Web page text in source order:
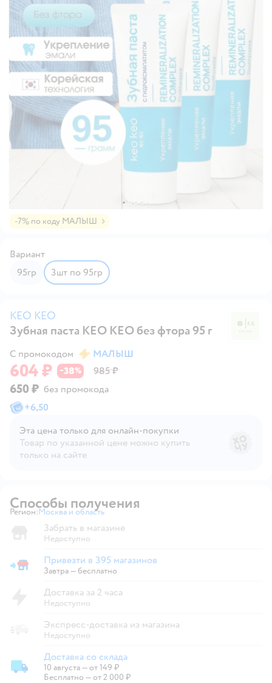
-7% по коду МАЛЫШ
Вариант
95гр
3шт по 95гр
KEO KEO
Зубная паста KEO KEO без фтора 95 г
С промокодом
МАЛЫШ
604 ₽ −38% 985 ₽
650 ₽ без промокода
+6,50
Эта цена только для онлайн‑покупки
Товар по указанной цене можно купить
только на сайте
Способы получения
Регион: Выбор адреса доставки.
Москва и область
Забрать в магазине
Недоступно
Привезти в магазин
Привезти в 395 магазинов
Завтра—бесплатно
Доставка за 2 часа
Недоступно
Экспресс-доставка из магазина
Недоступно
Доставка со склада
Доставка со склада
10 августа—от 149 ₽
Бесплатно — от 2 000 ₽